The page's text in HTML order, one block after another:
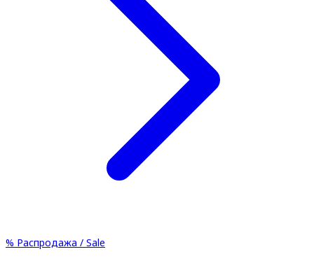
% Распродажа / Sale